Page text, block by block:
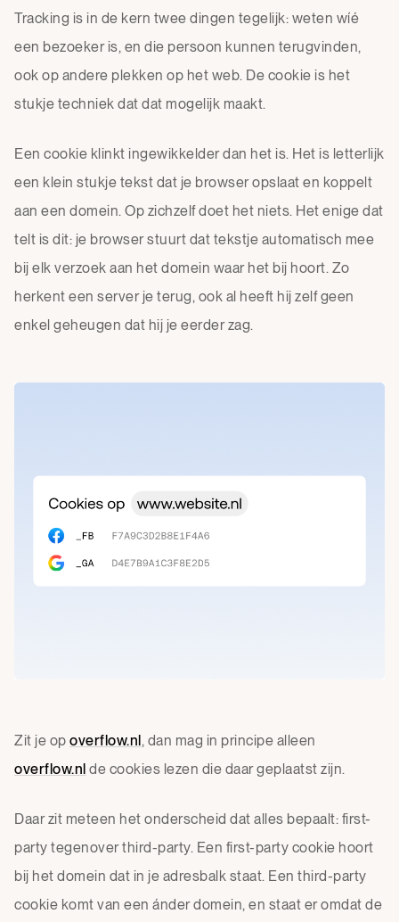
Tracking is in de kern twee dingen tegelijk: weten wíé
een bezoeker is, en die persoon kunnen terugvinden,
ook op andere plekken op het web. De cookie is het
stukje techniek dat dat mogelijk maakt.
Een cookie klinkt ingewikkelder dan het is. Het is letterlijk
een klein stukje tekst dat je browser opslaat en koppelt
aan een domein. Op zichzelf doet het niets. Het enige dat
telt is dit: je browser stuurt dat tekstje automatisch mee
bij elk verzoek aan het domein waar het bij hoort. Zo
herkent een server je terug, ook al heeft hij zelf geen
enkel geheugen dat hij je eerder zag.
Zit je op overflow.nl, dan mag in principe alleen
overflow.nl de cookies lezen die daar geplaatst zijn.
Daar zit meteen het onderscheid dat alles bepaalt: first-
party tegenover third-party. Een first-party cookie hoort
bij het domein dat in je adresbalk staat. Een third-party
cookie komt van een ánder domein, en staat er omdat de